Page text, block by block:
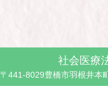
社会医療
〒441-8029豊橋市羽根井本